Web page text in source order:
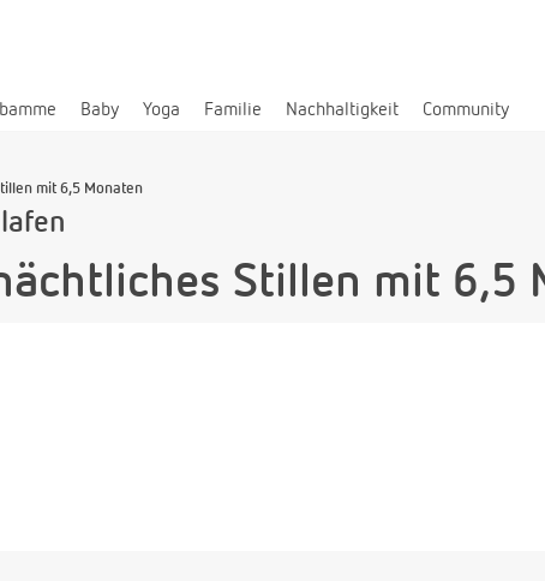
Baby Yoga Familie Nachhaltigkeit Community
mit 6,5 Monaten
Stillen mit 6,5